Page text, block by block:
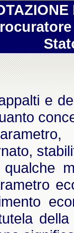
e